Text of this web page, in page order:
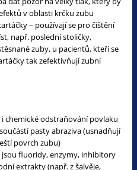
v oblasti krčku zubu
– používají se pro čištění
např. poslední stoličky,
zuby, u pacientů, kteří se
tak zefektivňují zubní
chemické odstraňování povlaku
pasty abraziva (usnadňují
povrch zubu)
fluoridy, enzymy, inhibitory
extrakty (např. z šalvěje,